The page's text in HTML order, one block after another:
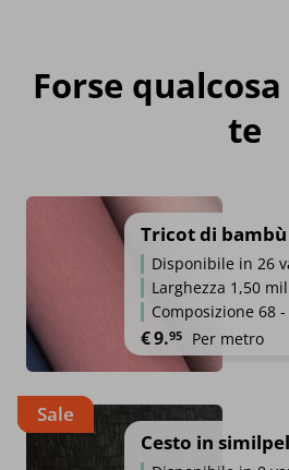
Forse
te
Tricot di bambù
Disponibile in 26
Larghezza 1,50
Composizione 68 -
€9.95 Per metro
Sale
Cesto in